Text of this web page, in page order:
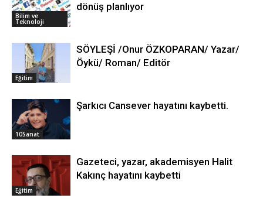
Bilim ve
Teknoloji
dönüş planlıyor
Eğitim
SÖYLEŞİ /Onur ÖZKOPARAN/ Yazar/
Öykü/ Roman/ Editör
10Sanat
Şarkıcı Cansever hayatını kaybetti.
Eğitim
Gazeteci, yazar, akademisyen Halit
Kakınç hayatını kaybetti